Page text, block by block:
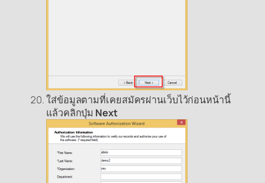
ใส่ข้อมูลตามที่เคยสมัครผ่านเว็บไว้ก่อนหน้านี้
แล้วคลิกปุ่ม Next